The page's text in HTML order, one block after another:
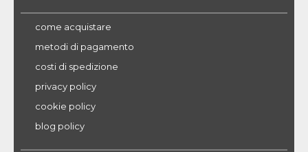
come acquistare
metodi di pagamento
costi di spedizione
privacy policy
cookie policy
blog policy